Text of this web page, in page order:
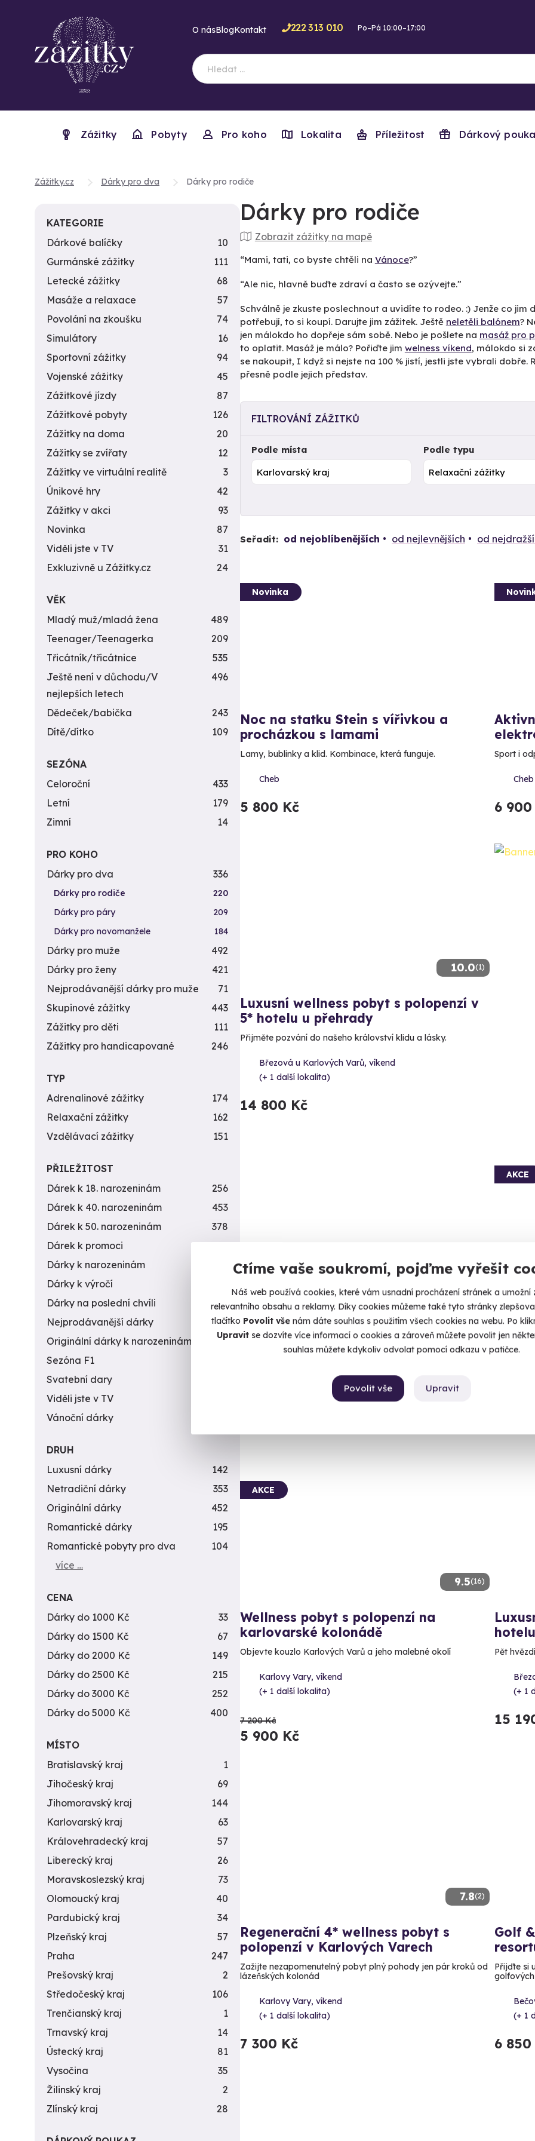
Ctíme vaše soukromí, pojďme vyřešit
Náš web používá cookies, které vám usnadní procházení stránek a umožní
relevantního obsahu a reklamy. Díky cookies můžeme také tyto stránky
tlačítko Povolit vše nám dáte souhlas s použitím všech cookies na webu. Po
Upravitse dozvíte více informací o cookies a zároveň můžete povolit jen
souhlas můžete kdykoliv odvolat pomocí odkazu v patičce.
Upravit
Povolit vše
O násBlogKontakt 222 313 010 Po–Pá 10:00–17:00
Zážitky Pobyty Pro koho Lokalita Příležitost Dárkový
Zážitky.cz Dárky pro dva Dárky pro rodiče
Dárky pro rodiče
Zobrazit zážitky na mapě
“Mami, tati, co byste chtěli na Vánoce?”
“Ale nic, hlavně buďte zdraví a často se ozývejte.”
Schválně je zkuste poslechnout a uvidíte to rodeo. :) Jenže co
potřebují, to si koupí. Darujte jim zážitek. Ještě neletěli balónem?
jen málokdo ho dopřeje sám sobě. Nebo je pošlete na masáž pro
to oplatit. Masáž je málo? Pořiďte jim welness víkend, málokdo si
se nakoupit, I když si nejste na 100 % jistí, jestli jste vybrali
přesně podle jejich představ.
FILTROVÁNÍ ZÁŽITKŮ
Podle místa Podle typu
Seřadit: od nejoblíbenějších od nejlevnějších od
Novinka
Noc na statku Stein s vířivkou a
procházkou s lamami
Lamy, bublinky a klid. Kombinace, která funguje.
Cheb
5 800 Kč
Sport i
Cheb
6 900
10.0(1)
Luxusní wellness pobyt s polopenzí v
5* hotelu u přehrady
Přijměte pozvání do našeho království klidu a lásky.
Březová u Karlových Varů, víkend
(+ 1 další lokalita)
14 800 Kč
8.8(7)
Zážitkový hotel OROOM: Pokoj St.
Petersburg
Ponořte se do petrohradského lechtivého příběhu.
AKCE
Horká
9.5(16)
AKCE
Wellness pobyt s polopenzí na
karlovarské kolonádě
Objevte kouzlo Karlových Varů a jeho malebné okolí
Karlovy Vary, víkend
(+ 1 další lokalita)
7 200 Kč
5 900 Kč
Pět
(+ 1
15
7.8(2)
Regenerační 4* wellness pobyt s
polopenzí v Karlových Varech
Zažijte nezapomenutelný pobyt plný pohody jen pár kroků od
lázeňských kolonád
Karlovy Vary, víkend
(+ 1 další lokalita)
7 300 Kč
Golf
Přijďte si
golfových
(+ 1
6 850
KATEGORIE
Dárkové balíčky
10
Gurmánské zážitky
111
Letecké zážitky
68
Masáže a relaxace
57
Povolání na zkoušku
74
Simulátory
16
Sportovní zážitky
94
Vojenské zážitky
45
Zážitkové jízdy
87
Zážitkové pobyty
126
Zážitky na doma
20
Zážitky se zvířaty
12
Zážitky ve virtuální realitě
3
Únikové hry
42
Zážitky v akci
93
Novinka
87
Viděli jste v TV
31
Exkluzivně u Zážitky.cz
24
VĚK
Mladý muž/mladá žena
489
Teenager/Teenagerka
209
Třicátník/třicátnice
535
Ještě není v důchodu/V
nejlepších letech
496
Dědeček/babička
243
Dítě/dítko
109
SEZÓNA
Celoroční
433
Letní
179
Zimní
14
PRO KOHO
Dárky pro dva
336
Dárky pro rodiče
220
Dárky pro páry
209
Dárky pro novomanžele
184
Dárky pro muže
492
Dárky pro ženy
421
Nejprodávanější dárky pro muže
71
Skupinové zážitky
443
Zážitky pro děti
111
Zážitky pro handicapované
246
TYP
Adrenalinové zážitky
174
Relaxační zážitky
162
Vzdělávací zážitky
151
PŘILEŽITOST
Dárek k 18. narozeninám
256
Dárek k 40. narozeninám
453
Dárek k 50. narozeninám
378
Dárek k promoci
245
Dárky k narozeninám
Dárky k výročí
Dárky na poslední chvíli
450
Nejprodávanější dárky
56
Originální dárky k narozeninám
422
Sezóna F1
Svatební dary
Viděli jste v TV
Vánoční dárky
DRUH
Luxusní dárky
142
Netradiční dárky
353
Originální dárky
452
Romantické dárky
195
Romantické pobyty pro dva
104
více …
CENA
Dárky do 1000 Kč
33
Dárky do 1500 Kč
67
Dárky do 2000 Kč
149
Dárky do 2500 Kč
215
Dárky do 3000 Kč
252
Dárky do 5000 Kč
400
MÍSTO
Bratislavský kraj
1
Jihočeský kraj
69
Jihomoravský kraj
144
Karlovarský kraj
63
Královehradecký kraj
57
Liberecký kraj
26
Moravskoslezský kraj
73
Olomoucký kraj
40
Pardubický kraj
34
Plzeňský kraj
57
Praha
247
Prešovský kraj
2
Středočeský kraj
106
Trenčianský kraj
1
Trnavský kraj
14
Ústecký kraj
81
Vysočina
35
Žilinský kraj
2
Zlínský kraj
28